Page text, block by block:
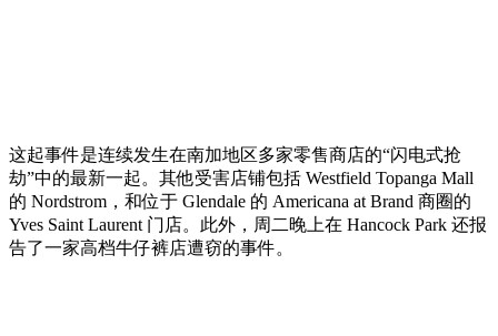
这起事件是连续发生在南加地区多家零售商店的“闪电式抢
劫”中的最新一起。其他受害店铺包括 Westfield Topanga Mall
的 Nordstrom，和位于 Glendale 的 Americana at Brand 商圈的
Yves Saint Laurent 门店。此外，周二晚上在 Hancock Park 还报
告了一家高档牛仔裤店遭窃的事件。